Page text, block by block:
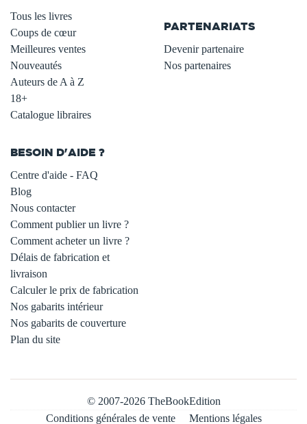
Tous les livres
Coups de cœur
Meilleures ventes
Nouveautés
Auteurs de A à Z
18+
Catalogue libraires
PARTENARIATS
Devenir partenaire
Nos partenaires
BESOIN D'AIDE ?
Centre d'aide - FAQ
Blog
Nous contacter
Comment publier un livre ?
Comment acheter un livre ?
Délais de fabrication et
livraison
Calculer le prix de fabrication
Nos gabarits intérieur
Nos gabarits de couverture
Plan du site
© 2007-2026 TheBookEdition
Conditions générales de vente
Mentions légales